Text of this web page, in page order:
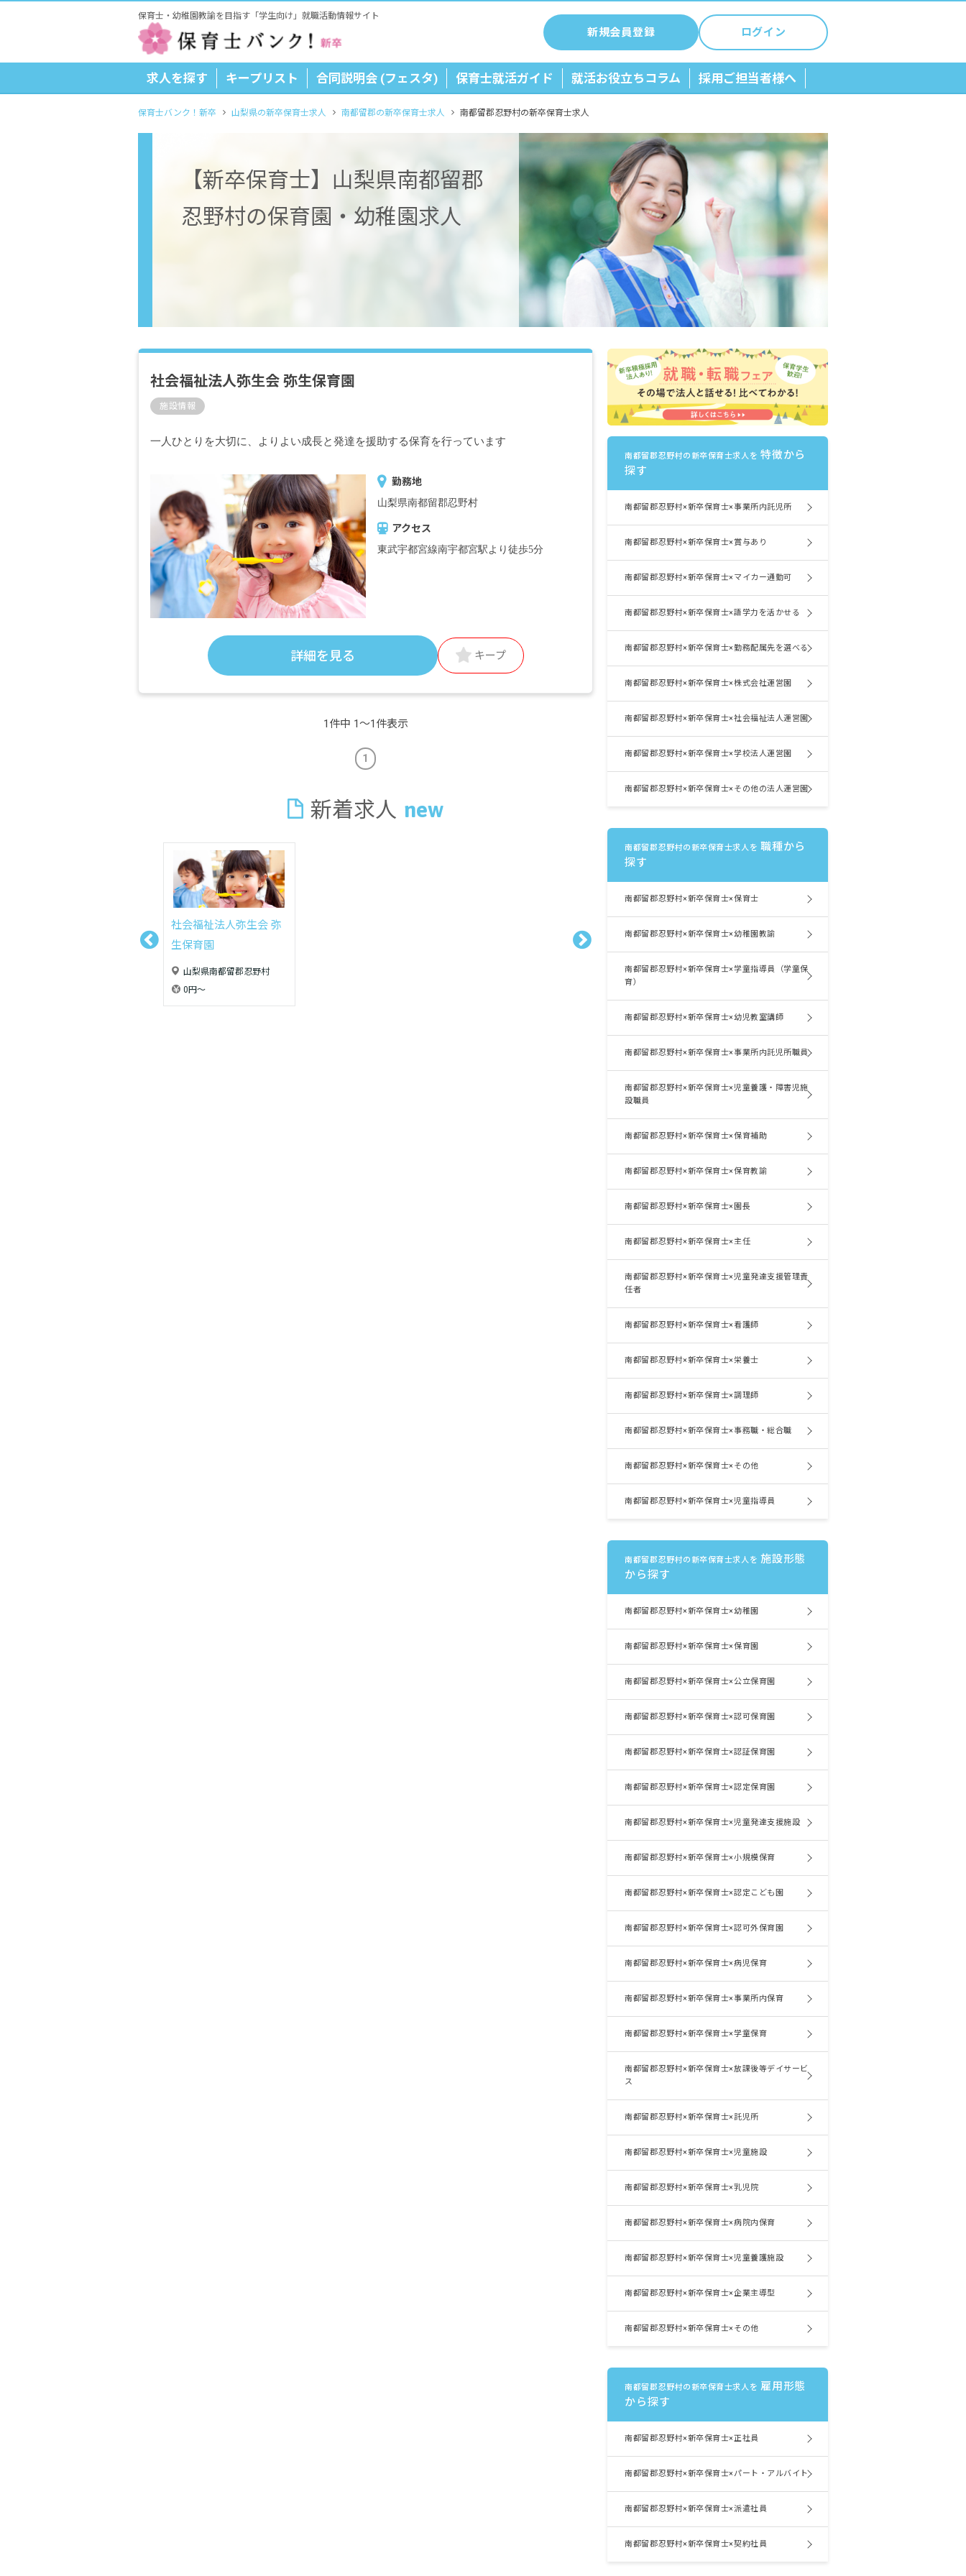
保育士・幼稚園教諭を目指す「学生向け」就職活動情報サイト
新規会員登録 ログイン
求人を探す キープリスト 合同説明会 (フェスタ) 保育士就活ガイド 就活お役立ちコラム 採用ご担当者様へ
保育士バンク！新卒 山梨県の新卒保育士求人 南都留郡の新卒保育士求人 南都留郡忍野村の新卒保育士求人
【新卒保育士】山梨県南都留郡
忍野村の保育園・幼稚園求人
社会福祉法人弥生会 弥生保育園
施設情報
一人ひとりを大切に、よりよい成長と発達を援助する保育を行っています
勤務地
山梨県南都留郡忍野村
アクセス
東武宇都宮線南宇都宮駅より徒歩5分
詳細を見る キープ
1件中 1〜1件表示
1
新着求人
社会福祉法人弥生会 弥
生保育園
山梨県南都留郡忍野村
0円〜
南都留郡忍野村の新卒保育士求人を 特徴から
探す
南都留郡忍野村×新卒保育士×事業所内託児所
南都留郡忍野村×新卒保育士×賞与あり
南都留郡忍野村×新卒保育士×マイカー通勤可
南都留郡忍野村×新卒保育士×語学力を活かせる
南都留郡忍野村×新卒保育士×勤務配属先を選べる
南都留郡忍野村×新卒保育士×株式会社運営園
南都留郡忍野村×新卒保育士×社会福祉法人運営園
南都留郡忍野村×新卒保育士×学校法人運営園
南都留郡忍野村×新卒保育士×その他の法人運営園
南都留郡忍野村の新卒保育士求人を 職種から
探す
南都留郡忍野村×新卒保育士×保育士
南都留郡忍野村×新卒保育士×幼稚園教諭
南都留郡忍野村×新卒保育士×学童指導員（学童保
育）
南都留郡忍野村×新卒保育士×幼児教室講師
南都留郡忍野村×新卒保育士×事業所内託児所職員
南都留郡忍野村×新卒保育士×児童養護・障害児施
設職員
南都留郡忍野村×新卒保育士×保育補助
南都留郡忍野村×新卒保育士×保育教諭
南都留郡忍野村×新卒保育士×園長
南都留郡忍野村×新卒保育士×主任
南都留郡忍野村×新卒保育士×児童発達支援管理責
任者
南都留郡忍野村×新卒保育士×看護師
南都留郡忍野村×新卒保育士×栄養士
南都留郡忍野村×新卒保育士×調理師
南都留郡忍野村×新卒保育士×事務職・総合職
南都留郡忍野村×新卒保育士×その他
南都留郡忍野村×新卒保育士×児童指導員
南都留郡忍野村の新卒保育士求人を 施設形態
から探す
南都留郡忍野村×新卒保育士×幼稚園
南都留郡忍野村×新卒保育士×保育園
南都留郡忍野村×新卒保育士×公立保育園
南都留郡忍野村×新卒保育士×認可保育園
南都留郡忍野村×新卒保育士×認証保育園
南都留郡忍野村×新卒保育士×認定保育園
南都留郡忍野村×新卒保育士×児童発達支援施設
南都留郡忍野村×新卒保育士×小規模保育
南都留郡忍野村×新卒保育士×認定こども園
南都留郡忍野村×新卒保育士×認可外保育園
南都留郡忍野村×新卒保育士×病児保育
南都留郡忍野村×新卒保育士×事業所内保育
南都留郡忍野村×新卒保育士×学童保育
南都留郡忍野村×新卒保育士×放課後等デイサービ
ス
南都留郡忍野村×新卒保育士×託児所
南都留郡忍野村×新卒保育士×児童施設
南都留郡忍野村×新卒保育士×乳児院
南都留郡忍野村×新卒保育士×病院内保育
南都留郡忍野村×新卒保育士×児童養護施設
南都留郡忍野村×新卒保育士×企業主導型
南都留郡忍野村×新卒保育士×その他
南都留郡忍野村の新卒保育士求人を 雇用形態
から探す
南都留郡忍野村×新卒保育士×正社員
南都留郡忍野村×新卒保育士×パート・アルバイト
南都留郡忍野村×新卒保育士×派遣社員
南都留郡忍野村×新卒保育士×契約社員